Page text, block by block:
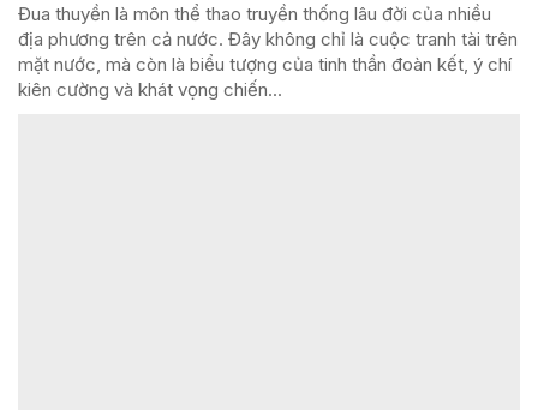
Đua thuyền là môn thể thao truyền thống lâu đời của nhiều
địa phương trên cả nước. Đây không chỉ là cuộc tranh tài trên
mặt nước, mà còn là biểu tượng của tinh thần đoàn kết, ý chí
kiên cường và khát vọng chiến...